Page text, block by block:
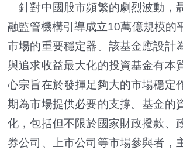
針對中國股市頻繁的劇烈波動，
融監管機構引導成立10萬億規模的
市場的重要穩定器。該基金應設計
與追求收益最大化的投資基金有本
心宗旨在於發揮足夠大的市場穩定
期為市場提供必要的支撐。基金的
化，包括但不限於國家財政撥款、
券公司、上市公司等市場參與者，